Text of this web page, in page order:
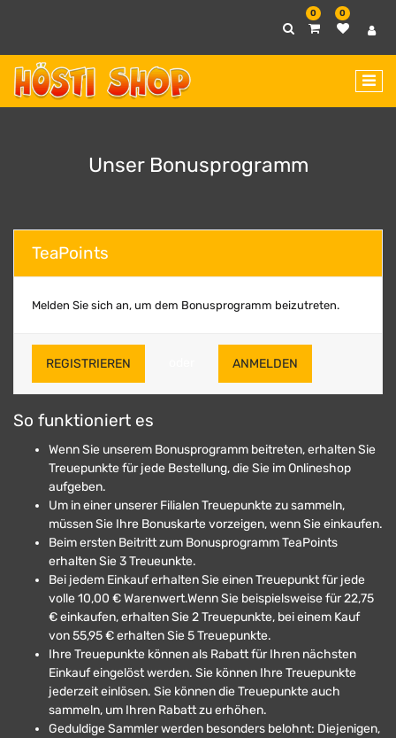
0 0
Unser Bonusprogramm
TeaPoints
Melden Sie sich an, um dem Bonusprogramm beizutreten.
REGISTRIEREN ANMELDEN
So funktioniert es
Wenn Sie unserem Bonusprogramm beitreten, erhalten Sie
Treuepunkte für jede Bestellung, die Sie im Onlineshop
aufgeben.
Um in einer unserer Filialen Treuepunkte zu sammeln,
müssen Sie Ihre Bonuskarte vorzeigen, wenn Sie einkaufen.
Beim ersten Beitritt zum Bonusprogramm TeaPoints
erhalten Sie 3 Treueunkte.
Bei jedem Einkauf erhalten Sie einen Treuepunkt für jede
volle 10,00 € Warenwert.Wenn Sie beispielsweise für 22,75
€ einkaufen, erhalten Sie 2 Treuepunkte, bei einem Kauf
von 55,95 € erhalten Sie 5 Treuepunkte.
Ihre Treuepunkte können als Rabatt für Ihren nächsten
Einkauf eingelöst werden. Sie können Ihre Treuepunkte
jederzeit einlösen. Sie können die Treuepunkte auch
sammeln, um Ihren Rabatt zu erhöhen.
Geduldige Sammler werden besonders belohnt: Diejenigen,